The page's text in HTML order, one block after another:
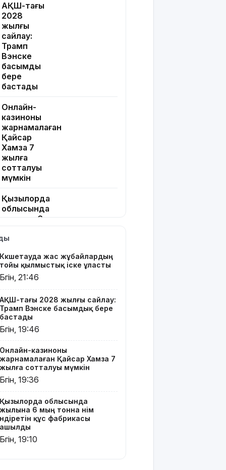
АҚШ-тағы
2028
жылғы
сайлау:
Трамп
Вэнске
басымдық
бере
бастады
Онлайн-
казиноны
жарнамалаған
Қайсар
Хамза 7
жылға
сотталуы
мүмкін
Қызылорда
облысында
жылына 6
өнім
құс
фабрикасы
ашылды
Балағат
сөздер
жариялаған
TikTok
қамауға
алынды
Құтқарушылар
метр
биіктіктегі
туристерге
көмек
көрсетті
Көкшетауда жас жұбайлардың
тойы қылмыстық іске ұласты
Бүгін, 21:46
АҚШ-тағы 2028 жылғы сайлау:
Трамп Вэнске басымдық бере
бастады
Бүгін, 19:46
Онлайн-казиноны
жарнамалаған Қайсар Хамза 7
жылға сотталуы мүмкін
Бүгін, 19:36
Қызылорда облысында
жылына 6 мың тонна өнім
өндіретін құс фабрикасы
ашылды
Бүгін, 19:10